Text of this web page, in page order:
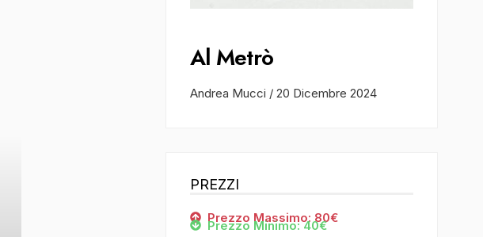
Al Metrò
Andrea Mucci / 20 Dicembre 2024
PREZZI
Prezzo Massimo: 80€
Prezzo Minimo: 40€